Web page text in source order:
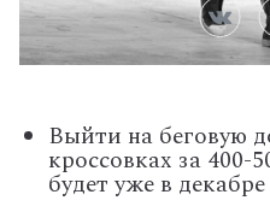
Выйти на беговую
кроссовках за
будет уже в